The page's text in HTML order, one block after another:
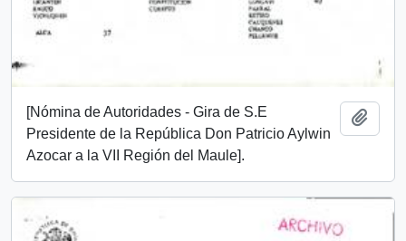
[Nómina de Autoridades - Gira de S.E
Presidente de la República Don Patricio Aylwin
Azocar a la VII Región del Maule].